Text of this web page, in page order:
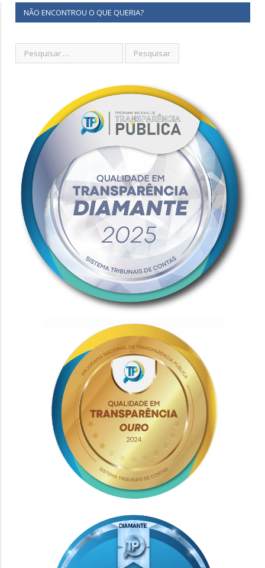
NÃO ENCONTROU O QUE QUERIA?